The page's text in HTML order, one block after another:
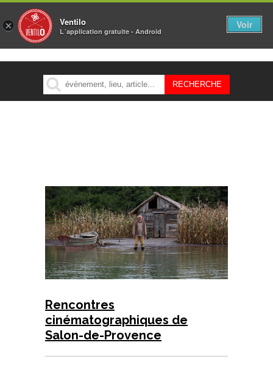
MENU
Rencontres
cinématographiques de
Salon-de-Provence
× Ventilo
L´application gratuite - Android
Voir